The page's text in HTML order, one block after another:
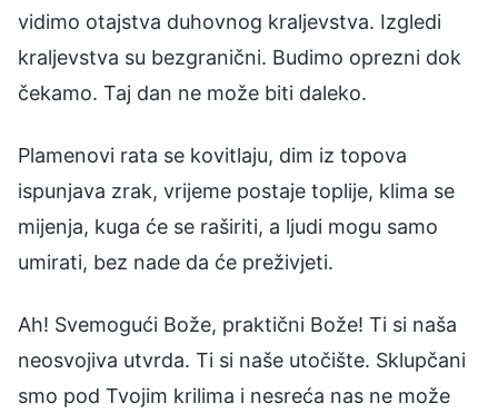
vidimo otajstva duhovnog kraljevstva. Izgledi
kraljevstva su bezgranični. Budimo oprezni dok
čekamo. Taj dan ne može biti daleko.
Plamenovi rata se kovitlaju, dim iz topova
ispunjava zrak, vrijeme postaje toplije, klima se
mijenja, kuga će se raširiti, a ljudi mogu samo
umirati, bez nade da će preživjeti.
Ah! Svemogući Bože, praktični Bože! Ti si naša
neosvojiva utvrda. Ti si naše utočište. Sklupčani
smo pod Tvojim krilima i nesreća nas ne može